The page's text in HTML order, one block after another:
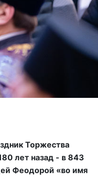
Торжества
лет назад - в 843
Феодорой «во имя